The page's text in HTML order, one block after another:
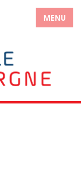
MENU